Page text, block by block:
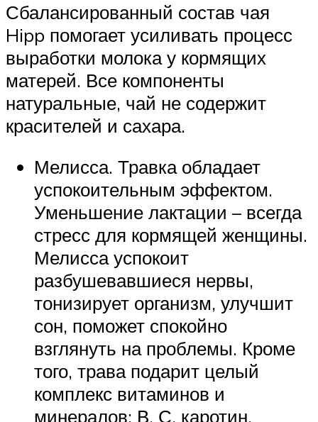
Сбалансированный состав чая
Hipp помогает усиливать процесс
выработки молока у кормящих
матерей. Все компоненты
натуральные, чай не содержит
красителей и сахара.
Мелисса. Травка обладает
успокоительным эффектом.
Уменьшение лактации – всегда
стресс для кормящей женщины.
Мелисса успокоит
разбушевавшиеся нервы,
тонизирует организм, улучшит
сон, поможет спокойно
взглянуть на проблемы. Кроме
того, трава подарит целый
комплекс витаминов и
минералов: В, С, каротин,